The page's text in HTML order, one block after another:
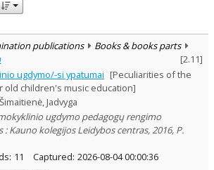
13440
publications
Books & books parts
[2.11]
ugdymo/-si ypatumai [Peculiarities of the
old children's music education]
Šimaitienė, Jadvyga
ugdymo pedagogų rengimo
Kauno kolegijos Leidybos centras, 2016, P.
11 Captured: 2026-08-04 00:00:36